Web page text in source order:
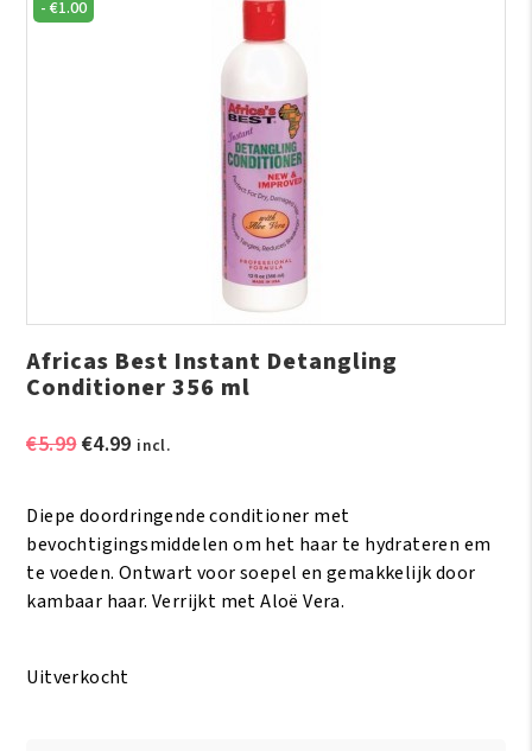
-€1.00
Africas Best Instant Detangling
Conditioner 356 ml
€5.99Oorspronkelijke
€5.99.
€4.99Huidige
€4.99.
incl.
Diepe doordringende conditioner met
bevochtigingsmiddelen om het haar te hydrateren em
te voeden. Ontwart voor soepel en gemakkelijk door
kambaar haar. Verrijkt met Aloë Vera.
Uitverkocht